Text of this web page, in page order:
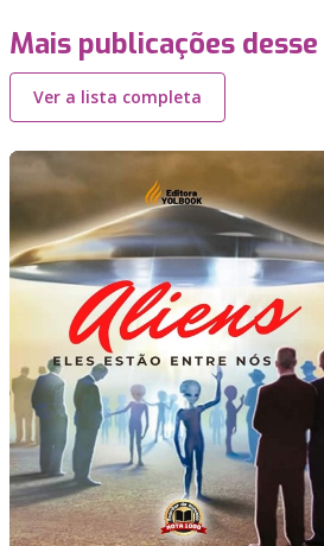
Mais publicações
Ver a lista completa